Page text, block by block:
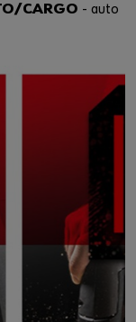
CARGO - auto